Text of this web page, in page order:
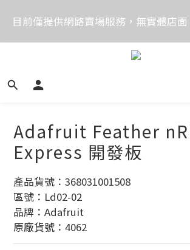
價格均含稅，下單享優惠！歡迎大量採
專案報價。
目前僅提供網路賣場服務，無實體店面
目前電話系統異常，暫時無法正常接
Adafruit Feather
Express 開發板
產品貨號：368031001508
區號：Ld02-02
品牌：Adafruit
原廠貨號：4062